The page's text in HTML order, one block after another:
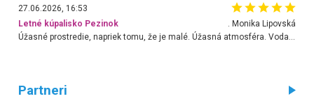
27.06.2026, 16:53
Letné kúpalisko Pezinok
. Monika Lipovská
Úžasné prostredie, napriek tomu, že je malé. Úžasná atmosféra. Voda fantastická a nádherná. Ľudí je pomerne veľa, ale su mili a ohľaduplní. Je veľmi zaujímavé sledovať, ako dokážu spolu športovať cudzí ľudia a bez ohľadu na vek. Vládne tu pohoda. Vnuka neviem dostať z vody. Ďakujem za krásny deň . Urcite sa sem vrátim. Jediný problém je s parkovaním, ale aj ten sa mi podarilo vyriešiť. Monika Bratislava
Partneri